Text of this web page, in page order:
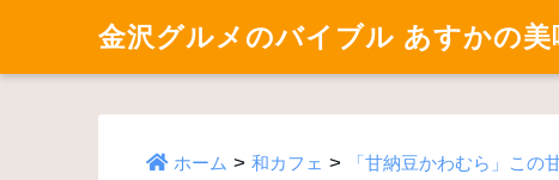
金沢グルメのバイブル あすかの美
ホーム > 和カフェ >
「甘納豆かわむら」この